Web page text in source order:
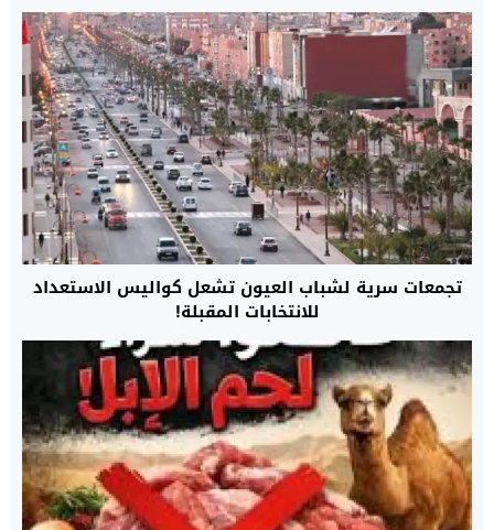
تجمعات سرية لشباب العيون تشعل كواليس الاستعداد
للانتخابات المقبلة!